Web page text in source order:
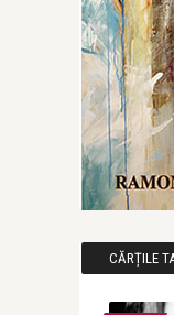
CĂRȚILE